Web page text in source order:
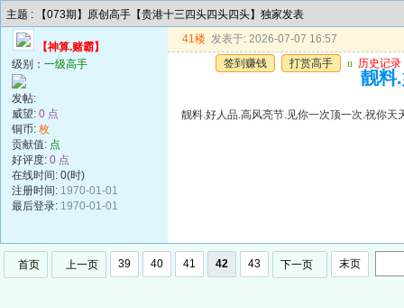
主题 : 【073期】原创高手【贵港十三四头四头四头】独家发表
【神算.赌霸】
级别： 一级高手
发帖:
威望: 0 点
铜币: 枚
贡献值: 点
好评度: 0 点
在线时间: 0(时)
注册时间: 1970-01-01
最后登录: 1970-01-01
41楼 发表于: 2026-07-07 16:57
签到赚钱
打赏高手 u 历史记录
靓料
靓料.好人品.高风亮节.见你一次顶一次.祝你天
首页 上一页 39 40 41 42 43 下一页 末页